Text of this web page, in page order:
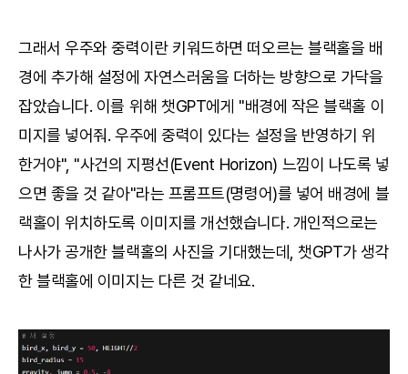
그래서 우주와 중력이란 키워드하면 떠오르는 블랙홀을 배
경에 추가해 설정에 자연스러움을 더하는 방향으로 가닥을
잡았습니다. 이를 위해 챗GPT에게 "배경에 작은 블랙홀 이
미지를 넣어줘. 우주에 중력이 있다는 설정을 반영하기 위
한거야", "사건의 지평선(Event Horizon) 느낌이 나도록 넣
으면 좋을 것 같아"라는 프롬프트(명령어)를 넣어 배경에 블
랙홀이 위치하도록 이미지를 개선했습니다. 개인적으로는
나사가 공개한 블랙홀의 사진을 기대했는데, 챗GPT가 생각
한 블랙홀에 이미지는 다른 것 같네요.